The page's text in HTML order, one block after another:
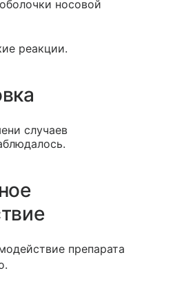
носовой
реакции.
случаев
препарата